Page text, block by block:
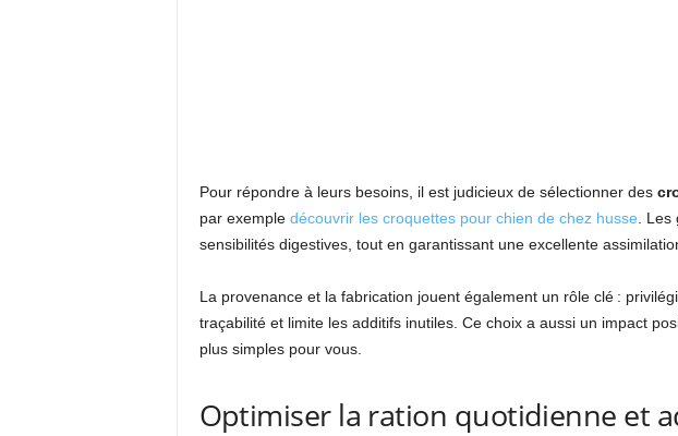
Pour répondre à leurs besoins, il est judicieux de sélectionner des
par exemple découvrir les croquettes pour chien de chez husse .
sensibilités digestives, tout en garantissant une excellente
La provenance et la fabrication jouent également un rôle clé :
traçabilité et limite les additifs inutiles. Ce choix a aussi un impact
plus simples pour vous.
Optimiser la ration quotidienne et